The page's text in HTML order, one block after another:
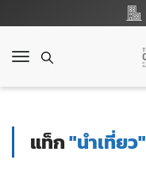
T
g
แท็ก"นำเที่ยว"